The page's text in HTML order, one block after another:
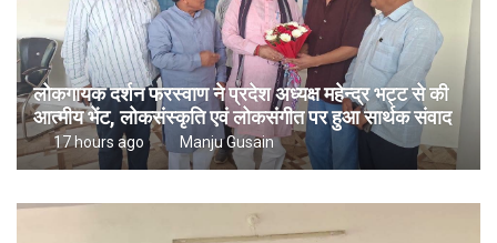
लोकगायक दर्शन फरस्वाण ने प्रदेश अध्यक्ष महेन्द्र भट्ट से की
आत्मीय भेंट, लोकसंस्कृति एवं लोकसंगीत पर हुआ सार्थक संवाद
17 hours ago Manju Gusain